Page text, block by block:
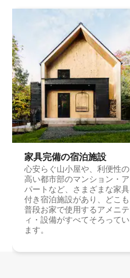
家具完備の宿⁠泊⁠施⁠設
心安らぐ山小屋や、利便性の
高い都市部のマンション・ア
パートなど、さまざまな家具
付き宿泊施設があり、どこも
普段お家で使用するアメニテ
ィ・設備がすべてそろってい
ます。